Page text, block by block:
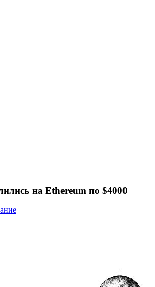
на Ethereum по $4000